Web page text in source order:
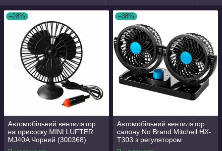
–28%
Автомобільний вентилятор
на присоску MINI LUFTER
MJ40A Чорний (300368)
–38%
Автомобільний вентилятор
салону No Brand Mitchell HX-
T303 з регулятором
швидкості від прикурювача 12